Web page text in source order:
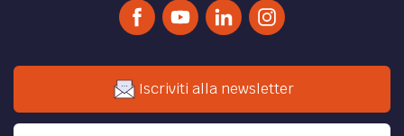
Iscriviti alla newsletter